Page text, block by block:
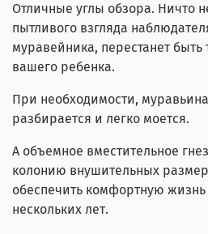
Отличные углы обзора. Ничто
пытливого взгляда
муравейника, перестанет быть
вашего ребенка.
При необходимости,
разбирается и легко моется.
А объемное вместительное
колонию внушительных
обеспечить комфортную
нескольких лет.